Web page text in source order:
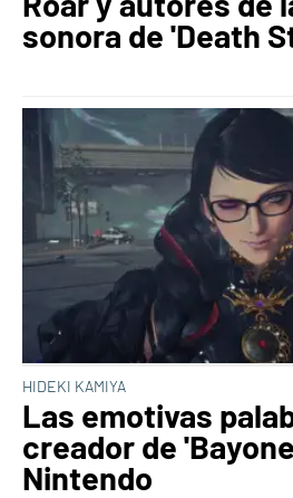
sonora de 'Death
HIDEKI KAMIYA
Las emotivas
creador de
Nintendo